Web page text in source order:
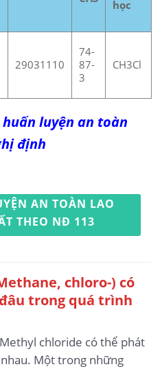
học
29031110
74-
87-
3
CH3Cl
huấn luyện an toàn
định
AN TOÀN LAO
THEO NĐ 113
chloro-) có
trong quá trình
chloride có thể phát
Một trong những